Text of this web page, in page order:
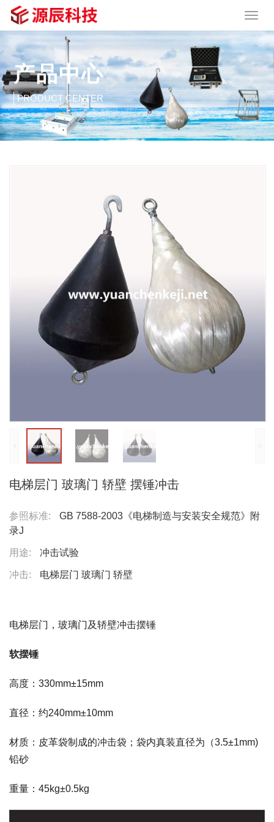
产品中心
PRODUCT CENTER
电梯层门 玻璃门 轿壁 摆锤冲击
参照标准:
GB 7588-2003《电梯制造与安装安全规范》附
录J
用途: 冲击试验
冲击: 电梯层门 玻璃门 轿壁
电梯层门，玻璃门及轿壁冲击摆锤
软摆锤
高度：330mm±15mm
直径：约240mm±10mm
材质：皮革袋制成的冲击袋；袋内真装直径为（3.5±1mm)
铅砂
重量：45kg±0.5kg